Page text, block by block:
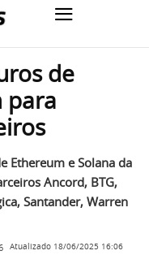
de
para
Ethereum e Solana da
Ancord, BTG,
Santander, Warren
Atualizado 18/06/2025 16:06